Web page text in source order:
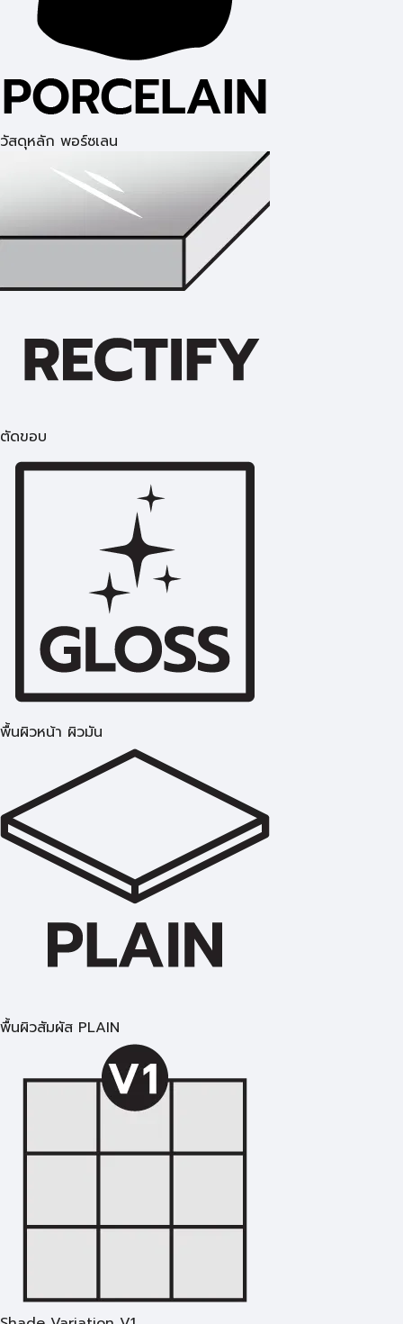
วัสดุหลัก พอร์ซเลน
ตัดขอบ
พื้นผิวหน้า ผิวมัน
พื้นผิวสัมผัส PLAIN